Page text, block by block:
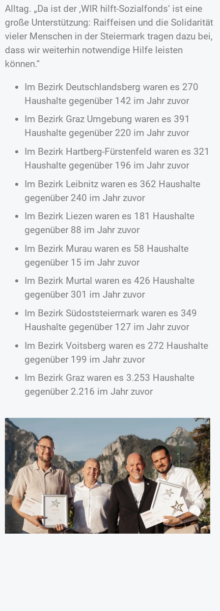
Alltag. „Da ist der ‚WIR hilft-Sozialfonds‘ ist eine
große Unterstützung: Raiffeisen und die Solidarität
vieler Menschen in der Steiermark tragen dazu bei,
dass wir weiterhin notwendige Hilfe leisten
können.“
Im Bezirk Deutschlandsberg waren es 270
Haushalte gegenüber 142 im Jahr zuvor
Im Bezirk Graz Umgebung waren es 391
Haushalte gegenüber 220 im Jahr zuvor
Im Bezirk Hartberg-Fürstenfeld waren es 321
Haushalte gegenüber 196 im Jahr zuvor
Im Bezirk Leibnitz waren es 362 Haushalte
gegenüber 240 im Jahr zuvor
Im Bezirk Liezen waren es 181 Haushalte
gegenüber 88 im Jahr zuvor
Im Bezirk Murau waren es 58 Haushalte
gegenüber 15 im Jahr zuvor
Im Bezirk Murtal waren es 426 Haushalte
gegenüber 301 im Jahr zuvor
Im Bezirk Südoststeiermark waren es 349
Haushalte gegenüber 127 im Jahr zuvor
Im Bezirk Voitsberg waren es 272 Haushalte
gegenüber 199 im Jahr zuvor
Im Bezirk Graz waren es 3.253 Haushalte
gegenüber 2.216 im Jahr zuvor